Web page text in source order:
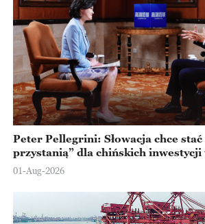
Peter Pellegrini: Słowacja chce stać
przystanią” dla chińskich inwestycji
Europejskiej
01-Aug-2026